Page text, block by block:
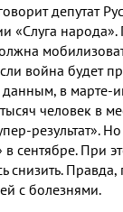
депутат
«Слуга народа».
война будет
данным, в марте-
человек в
результат».
сентябре. При
снизить. Правда,
с болезнями.